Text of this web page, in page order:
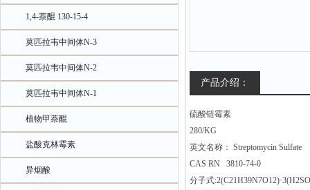
1,4-萘醌 130-15-4
莫匹拉韦中间体N-3
莫匹拉韦中间体N-2
莫匹拉韦中间体N-1
植物甲萘醌
盐酸克林霉素
异烟酸
产品介绍：
硫酸链霉素
280/KG
英文名称： Streptomycin Sulfate
CAS RN 3810-74-0
分子式